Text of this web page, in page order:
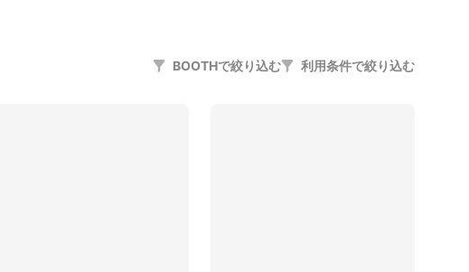
BOOTHで絞り込む 利用条件で絞り込む